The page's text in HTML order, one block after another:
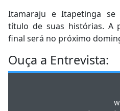
Itamaraju e Itapetinga
título de suas histórias. A
final será no próximo
Ouça a Entrevista: